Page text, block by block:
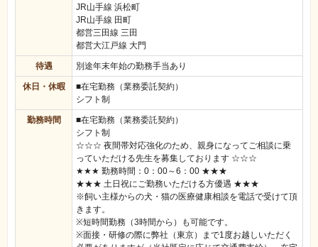
JR山手線 浜松町
JR山手線 田町
都営三田線 三田
都営大江戸線 大門
待遇 別途年末年始の勤務手当あり
休日・休暇
■在宅勤務（業務委託契約）
シフト制
勤務時間
■在宅勤務（業務委託契約）
シフト制
☆☆☆ 夜間帯対応強化のため、親身になってご相談に乗
っていただける先生を募集しております ☆☆☆
★★★ 勤務時間：0：00～6：00 ★★★
★★★ 土日祝にご勤務いただける方優遇 ★★★
※飼い主様からの犬・猫の医療健康相談を電話で受けて頂
きます。
※短時間勤務（3時間から）も可能です。
※面接・研修の際に弊社（東京）まで1度お越しいただく